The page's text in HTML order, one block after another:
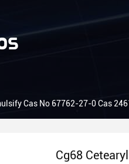
Cas No 67762-27-0 Cas
Cg68